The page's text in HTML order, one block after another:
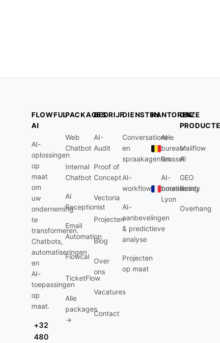
FLOWFUL
AI
AI-
oplossingen
op
maat
om
uw
onderneming
te
transformeren.
Chatbots,
automatiseringen
en
AI-
toepassingen
op
maat.
+32
480
PACKAGES
Web
Chatbot
Internal
Chatbot
AI
Receptionist
Email
Automation
Flowcal
TicketFlow
Alle
packages
→
BEDRIJF
AI-
Audit
Proof of
Concept
Vectoria
Projecten
Blog
Over
ons
Vacatures
Contact
DIENSTEN
Conversationele
en
spraakagenten
AI-
workflowautomatisering
AI-
aanbevelingen
& predictieve
analyse
Projecten
op maat
KANTOREN
AI-
bureau
Brussel
AI-
bureau
Lyon
ONZE
Mailflow
AI
GEO
Ready
Overhang